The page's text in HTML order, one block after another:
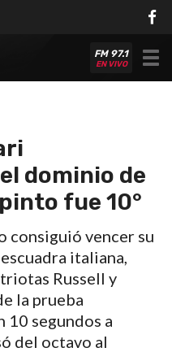
FM 97.1
EN VIVO
dominio de
fue 10°
consiguió vencer su
italiana,
Russell y
la prueba
10 segundos a
del octavo al